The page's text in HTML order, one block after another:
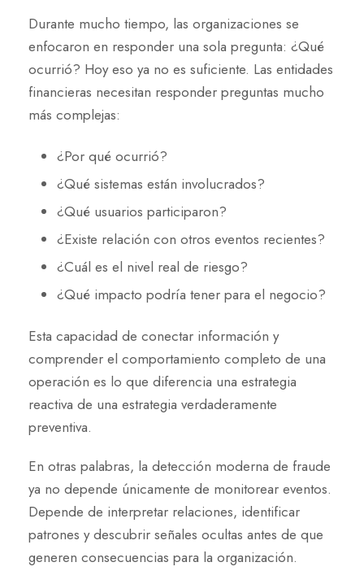
Durante mucho tiempo, las organizaciones se
enfocaron en responder una sola pregunta: ¿Qué
ocurrió? Hoy eso ya no es suficiente. Las entidades
financieras necesitan responder preguntas mucho
más complejas:
¿Por qué ocurrió?
¿Qué sistemas están involucrados?
¿Qué usuarios participaron?
¿Existe relación con otros eventos recientes?
¿Cuál es el nivel real de riesgo?
¿Qué impacto podría tener para el negocio?
Esta capacidad de conectar información y
comprender el comportamiento completo de una
operación es lo que diferencia una estrategia
reactiva de una estrategia verdaderamente
preventiva.
En otras palabras, la detección moderna de fraude
ya no depende únicamente de monitorear eventos.
Depende de interpretar relaciones, identificar
patrones y descubrir señales ocultas antes de que
generen consecuencias para la organización.